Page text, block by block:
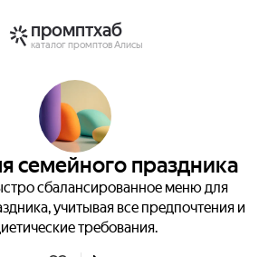
промптхаб
каталог промптов Алисы
семейного праздника
сбалансированное меню для
учитывая все предпочтения и
требования.